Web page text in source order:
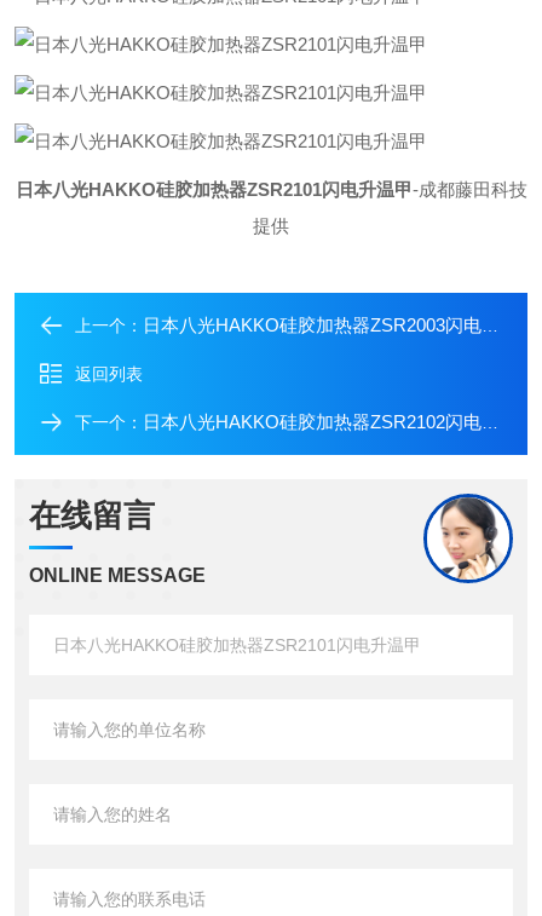
日本八光HAKKO硅胶加热器ZSR2101闪电升温甲-成都藤田科技
提供
上一个： 日本八光HAKKO硅胶加热器ZSR2003闪电升温甲
返回列表
下一个： 日本八光HAKKO硅胶加热器ZSR2102闪电升温甲
在线留言
ONLINE MESSAGE